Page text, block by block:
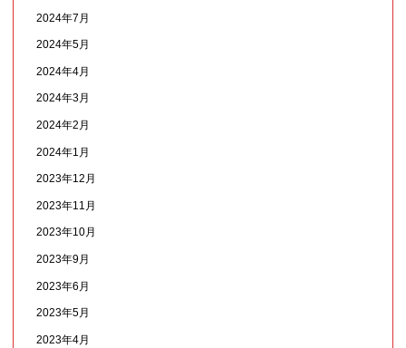
2024年7月
2024年5月
2024年4月
2024年3月
2024年2月
2024年1月
2023年12月
2023年11月
2023年10月
2023年9月
2023年6月
2023年5月
2023年4月